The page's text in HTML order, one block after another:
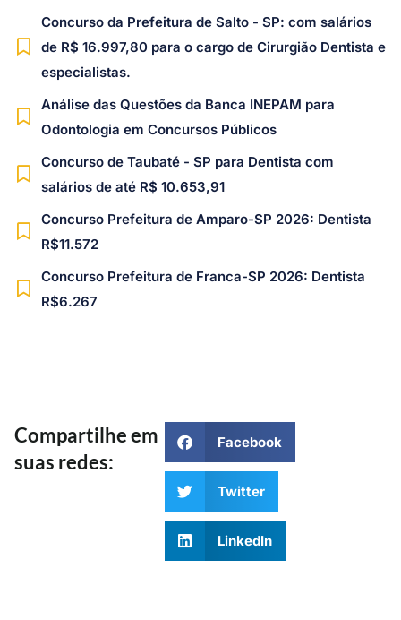
Concurso da Prefeitura de Salto - SP: com salários
de R$ 16.997,80 para o cargo de Cirurgião Dentista e
especialistas.
Análise das Questões da Banca INEPAM para
Odontologia em Concursos Públicos
Concurso de Taubaté - SP para Dentista com
salários de até R$ 10.653,91
Concurso Prefeitura de Amparo-SP 2026: Dentista
R$11.572
Concurso Prefeitura de Franca-SP 2026: Dentista
R$6.267
Compartilhe em
suas redes:
Facebook
Twitter
LinkedIn